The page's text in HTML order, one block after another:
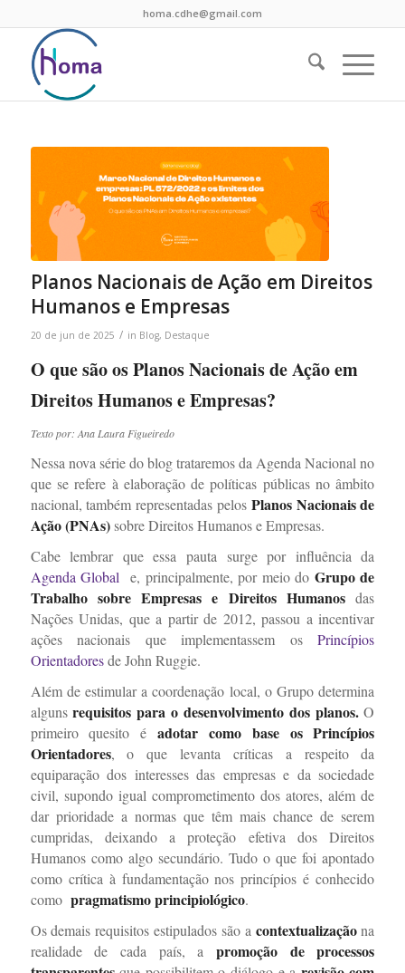
homa.cdhe@gmail.com
Planos Nacionais de Ação em Direitos
Humanos e Empresas
20 de jun de 2025 / in Blog, Destaque
O que são os Planos Nacionais de Ação em
Direitos Humanos e Empresas?
Texto por: Ana Laura Figueiredo
Nessa nova série do blog trataremos da Agenda Nacional no
que se refere à elaboração de políticas públicas no âmbito
nacional, também representadas pelos Planos Nacionais de
Ação (PNAs)sobre Direitos Humanos e Empresas.
Cabe lembrar que essa pauta surge por influência da
Agenda Global
e, principalmente, por meio do Grupo de
Trabalho sobre Empresas e Direitos Humanos das
Nações Unidas, que a partir de 2012, passou a incentivar
ações nacionais que implementassem osPrincípios
Orientadoresde John Ruggie.
Além de estimular a coordenação local, o Grupo determina
algunsrequisitos para o desenvolvimento dos planos.O
primeiro quesito éadotar como base os Princípios
Orientadores, o que levanta críticas a respeito da
equiparação dos interesses das empresas e da sociedade
civil, supondo igual comprometimento dos atores, além de
dar prioridade a normas que têm mais chance de serem
cumpridas, deixando a proteção efetiva dos Direitos
Humanos como algo secundário. Tudo o que foi apontado
como crítica à fundamentação nos princípios é conhecido
como pragmatismo principiológico.
Os demais requisitos estipulados são a contextualizaçãona
realidade de cada país, apromoção de processos